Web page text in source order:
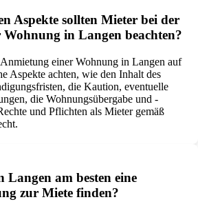
Aspekte sollten Mieter bei der
in Langen beachten?
einer Wohnung in Langen auf
Aspekte achten, wie den Inhalt des
die Kaution, eventuelle
die Wohnungsübergabe und -
und Pflichten als Mieter gemäß
am besten eine
zur Miete finden?